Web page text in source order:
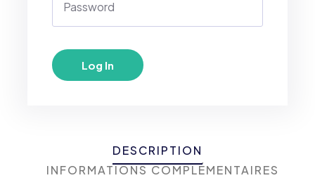
DESCRIPTION
INFORMATIONS COMPLÉMENTAIRES